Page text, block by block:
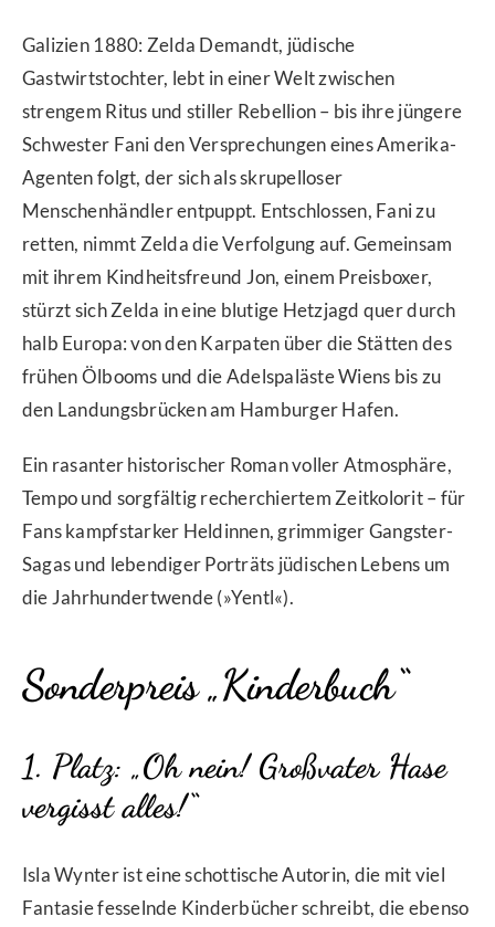
Galizien 1880: Zelda Demandt, jüdische
Gastwirtstochter, lebt in einer Welt zwischen
strengem Ritus und stiller Rebellion – bis ihre jüngere
Schwester Fani den Versprechungen eines Amerika-
Agenten folgt, der sich als skrupelloser
Menschenhändler entpuppt. Entschlossen, Fani zu
retten, nimmt Zelda die Verfolgung auf. Gemeinsam
mit ihrem Kindheitsfreund Jon, einem Preisboxer,
stürzt sich Zelda in eine blutige Hetzjagd quer durch
halb Europa: von den Karpaten über die Stätten des
frühen Ölbooms und die Adelspaläste Wiens bis zu
den Landungsbrücken am Hamburger Hafen.
Ein rasanter historischer Roman voller Atmosphäre,
Tempo und sorgfältig recherchiertem Zeitkolorit – für
Fans kampfstarker Heldinnen, grimmiger Gangster-
Sagas und lebendiger Porträts jüdischen Lebens um
die Jahrhundertwende (»Yentl«).
Sonderpreis „Kinderbuch“
1. Platz: „Oh nein! Großvater Hase
vergisst alles!“
Isla Wynter ist eine schottische Autorin, die mit viel
Fantasie fesselnde Kinderbücher schreibt, die ebenso